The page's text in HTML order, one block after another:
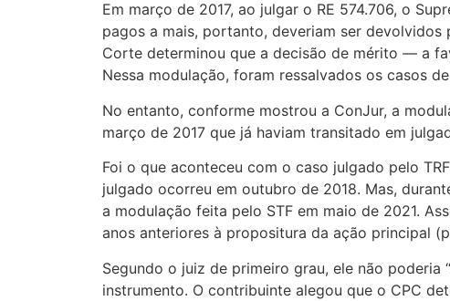
Em março de 2017, ao julgar o RE 574.706, o
pagos a mais, portanto, deveriam ser
Corte determinou que a decisão de mérito — a
Nessa modulação, foram ressalvados os casos
No entanto, conforme mostrou a ConJur, a
março de 2017 que já haviam transitado em
Foi o que aconteceu com o caso julgado pelo
julgado ocorreu em outubro de 2018. Mas,
a modulação feita pelo STF em maio de 2021.
anos anteriores à propositura da ação principal
Segundo o juiz de primeiro grau, ele não poderia
instrumento. O contribuinte alegou que o CPC